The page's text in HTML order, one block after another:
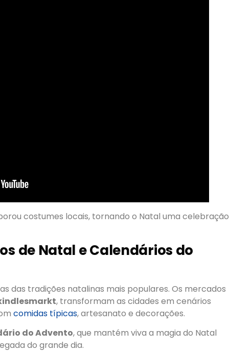
costumes locais, tornando o Natal uma celebração
de Natal e Calendários do
das tradições natalinas mais populares. Os mercados
, transformam as cidades em cenários
comidas típicas, artesanato e decorações.
do Advento, que mantém viva a magia do Natal
do grande dia.